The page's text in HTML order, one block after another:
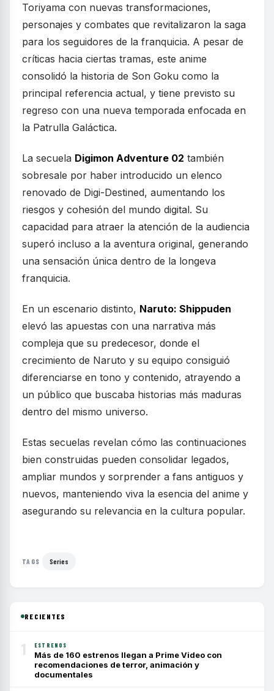
Toriyama con nuevas transformaciones,
personajes y combates que revitalizaron la saga
para los seguidores de la franquicia. A pesar de
críticas hacia ciertas tramas, este anime
consolidó la historia de Son Goku como la
principal referencia actual, y tiene previsto su
regreso con una nueva temporada enfocada en
la Patrulla Galáctica.
La secuela Digimon Adventure 02 también
sobresale por haber introducido un elenco
renovado de Digi-Destined, aumentando los
riesgos y cohesión del mundo digital. Su
capacidad para atraer la atención de la audiencia
superó incluso a la aventura original, generando
una sensación única dentro de la longeva
franquicia.
En un escenario distinto, Naruto: Shippuden
elevó las apuestas con una narrativa más
compleja que su predecesor, donde el
crecimiento de Naruto y su equipo consiguió
diferenciarse en tono y contenido, atrayendo a
un público que buscaba historias más maduras
dentro del mismo universo.
Estas secuelas revelan cómo las continuaciones
bien construidas pueden consolidar legados,
ampliar mundos y sorprender a fans antiguos y
nuevos, manteniendo viva la esencia del anime y
asegurando su relevancia en la cultura popular.
TAGS Series
RECIENTES
1 ESTRENOS
Más de 160 estrenos llegan a Prime Video con
recomendaciones de terror, animación y
documentales